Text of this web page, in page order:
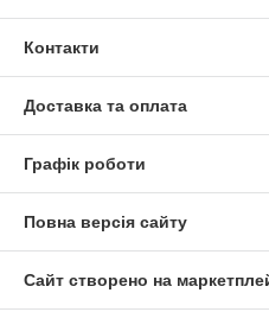
Контакти
Доставка та оплата
Графік роботи
Повна версія сайту
Сайт створено на